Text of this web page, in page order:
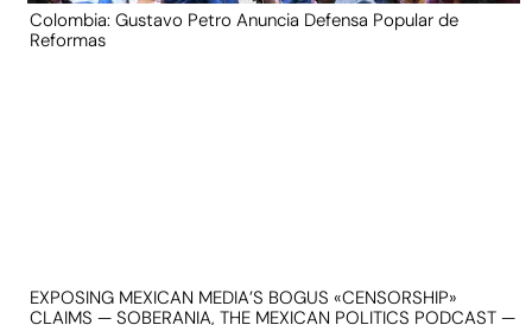
Colombia: Gustavo Petro Anuncia Defensa Popular de
Reformas
EXPOSING MEXICAN MEDIA’S BOGUS «CENSORSHIP»
CLAIMS — SOBERANIA, THE MEXICAN POLITICS PODCAST —